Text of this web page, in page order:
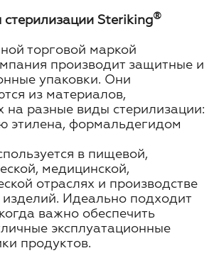
стерилизации Steriking®
торговой маркой
производит защитные и
упаковки. Они
из материалов,
на разные виды стерилизации:
этилена, формальдегидом
в пищевой,
медицинской,
отраслях и производстве
Идеально подходит
важно обеспечить
эксплуатационные
продуктов.